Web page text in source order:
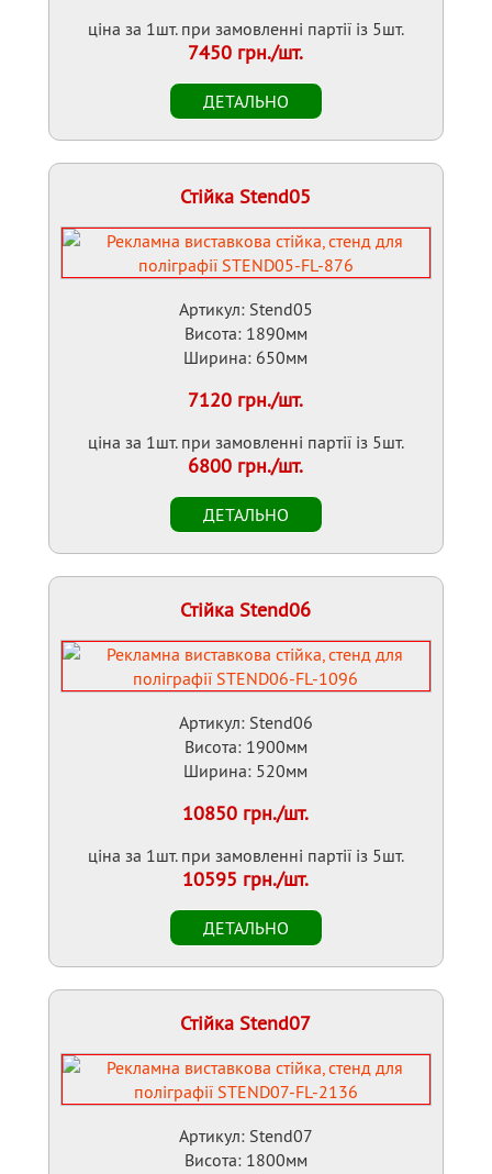
ціна за 1шт. при замовленні партії із 5шт.
7450 грн./шт.
Стійка Stend05
Артикул: Stend05
Висота: 1890мм
Ширина: 650мм
7120 грн./шт.
ціна за 1шт. при замовленні партії із 5шт.
6800 грн./шт.
Стійка Stend06
Артикул: Stend06
Висота: 1900мм
Ширина: 520мм
10850 грн./шт.
ціна за 1шт. при замовленні партії із 5шт.
10595 грн./шт.
Стійка Stend07
Артикул: Stend07
Висота: 1800мм